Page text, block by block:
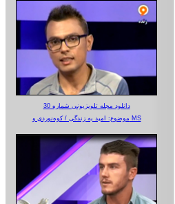
دانلود مجله تلویزیونی شماره 30
موضوع: امید به زندگی / کوه‌نوردی و MS